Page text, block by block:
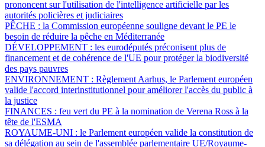
prononcent sur l'utilisation de l'intelligence artificielle par les
autorités policières et judiciaires
PÊCHE : la Commission européenne souligne devant le PE le
besoin de réduire la pêche en Méditerranée
DÉVELOPPEMENT : les eurodéputés préconisent plus de
financement et de cohérence de l'UE pour protéger la biodiversité
des pays pauvres
ENVIRONNEMENT : Règlement Aarhus, le Parlement européen
valide l'accord interinstitutionnel pour améliorer l'accès du public à
la justice
FINANCES : feu vert du PE à la nomination de Verena Ross à la
tête de l'ESMA
ROYAUME-UNI : le Parlement européen valide la constitution de
sa délégation au sein de l'assemblée parlementaire UE/Royaume-